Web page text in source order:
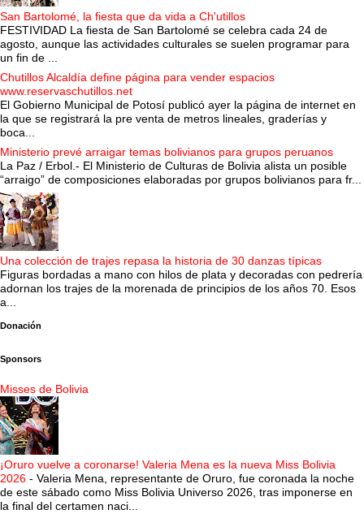
San Bartolomé, la fiesta que da vida a Ch'utillos
FESTIVIDAD La fiesta de San Bartolomé se celebra cada 24 de
agosto, aunque las actividades culturales se suelen programar para
un fin de ...
Chutillos Alcaldía define página para vender espacios
www.reservaschutillos.net
El Gobierno Municipal de Potosí publicó ayer la página de internet en
la que se registrará la pre venta de metros lineales, graderías y
boca...
Ministerio prevé arraigar temas bolivianos para grupos peruanos
La Paz / Erbol.- El Ministerio de Culturas de Bolivia alista un posible
“arraigo” de composiciones elaboradas por grupos bolivianos para fr...
Una colección de trajes repasa la historia de 30 danzas típicas
Figuras bordadas a mano con hilos de plata y decoradas con pedrería
adornan los trajes de la morenada de principios de los años 70. Esos
a...
Donación
Sponsors
Misses de Bolivia
¡Oruro vuelve a coronarse! Valeria Mena es la nueva Miss Bolivia
2026 - Valeria Mena, representante de Oruro, fue coronada la noche
de este sábado como Miss Bolivia Universo 2026, tras imponerse en
la final del certamen naci...